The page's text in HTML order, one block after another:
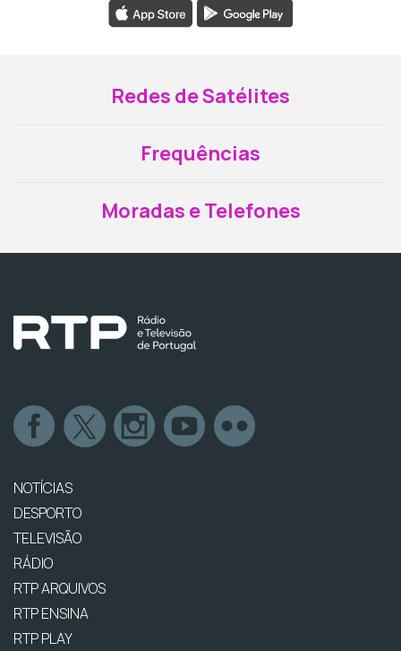
Redes de Satélites
Frequências
Moradas e Telefones
NOTÍCIAS
DESPORTO
TELEVISÃO
RÁDIO
RTP ARQUIVOS
RTP ENSINA
RTP PLAY